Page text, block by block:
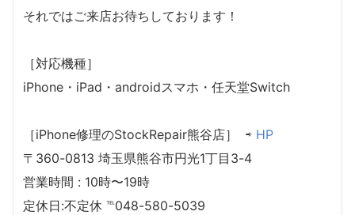
それではご来店お待ちしております！
［対応機種］
iPhone・iPad・androidスマホ・任天堂Switch
［iPhone修理のStockRepair熊谷店］ ⇨ HP
〒360-0813 埼玉県熊谷市円光1丁目3-4
営業時間 : 10時〜19時
定休日:不定休 ℡048-580-5039